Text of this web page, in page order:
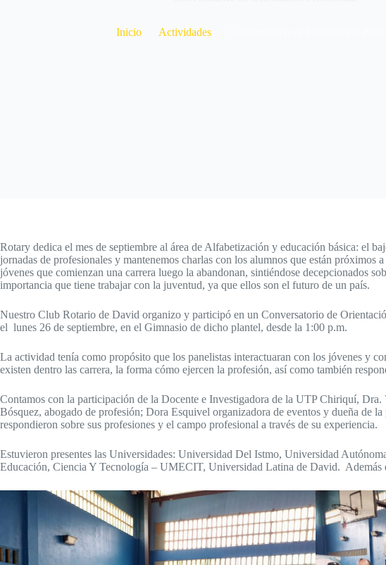
Inicio Actividades
Rotary dedica el mes de septiembre al área de Alfabetización y educación básica: el
jornadas de profesionales y mantenemos charlas con los alumnos que están próximos
jóvenes que comienzan una carrera luego la abandonan, sintiéndose decepcionados
importancia que tiene trabajar con la juventud, ya que ellos son el futuro de un país.
Nuestro Club Rotario de David organizo y participó en un Conversatorio de
el lunes 26 de septiembre, en el Gimnasio de dicho plantel, desde la 1:00 p.m.
La actividad tenía como propósito que los panelistas interactuaran con los jóvenes y
existen dentro las carrera, la forma cómo ejercen la profesión, así como también
Contamos con la participación de la Docente e Investigadora de la UTP Chiriquí,
Bósquez, abogado de profesión; Dora Esquivel organizadora de eventos y dueña de
respondieron sobre sus profesiones y el campo profesional a través de su experiencia.
Estuvieron presentes las Universidades: Universidad Del Istmo, Universidad
Educación, Ciencia Y Tecnología – UMECIT, Universidad Latina de David.